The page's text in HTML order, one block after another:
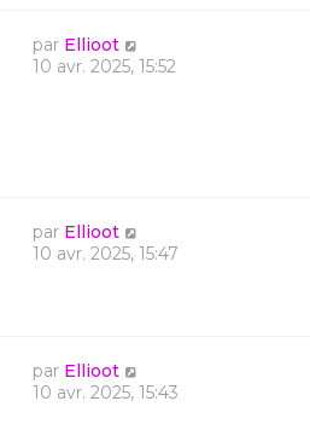
par Ellioot
10 avr. 2025, 15:52
par Ellioot
10 avr. 2025, 15:47
par Ellioot
10 avr. 2025, 15:43